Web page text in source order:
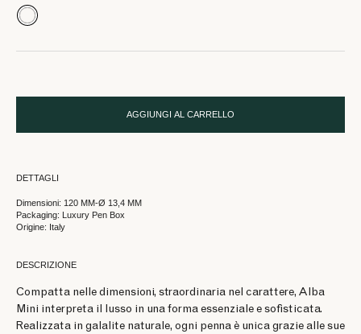
AGGIUNGI AL CARRELLO
DETTAGLI
Dimensioni: 120 MM-Ø 13,4 MM
Packaging: Luxury Pen Box
Origine: Italy
DESCRIZIONE
Compatta nelle dimensioni, straordinaria nel carattere, Alba
Mini interpreta il lusso in una forma essenziale e sofisticata.
Realizzata in galalite naturale, ogni penna è unica grazie alle sue